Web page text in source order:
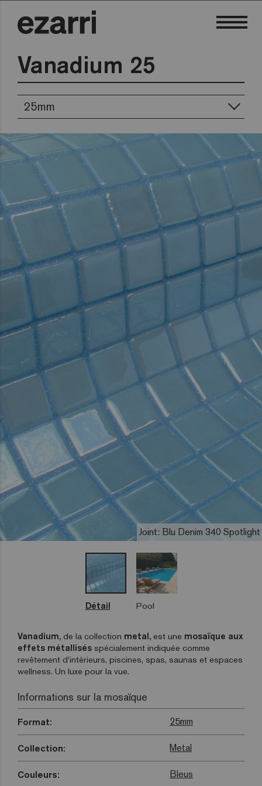
Vanadium 25
25mm
Joint: Blu Denim 340 Spotlight
Détail Pool
Vanadium, de la collection metal, est une mosaïque aux
effets métallisés spécialement indiquée comme
revêtement d’intérieurs, piscines, spas, saunas et espaces
wellness. Un luxe pour la vue.
Informations sur la mosaïque
Format: 25mm
Collection: Metal
Couleurs: Bleus